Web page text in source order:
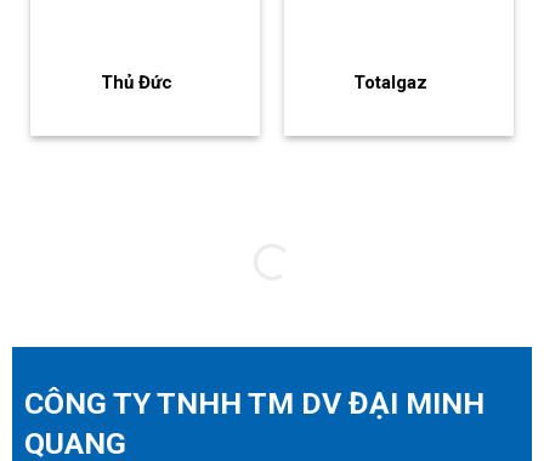
Thủ Đức Totalgaz
CÔNG TY TNHH TM DV ĐẠI MINH
QUANG